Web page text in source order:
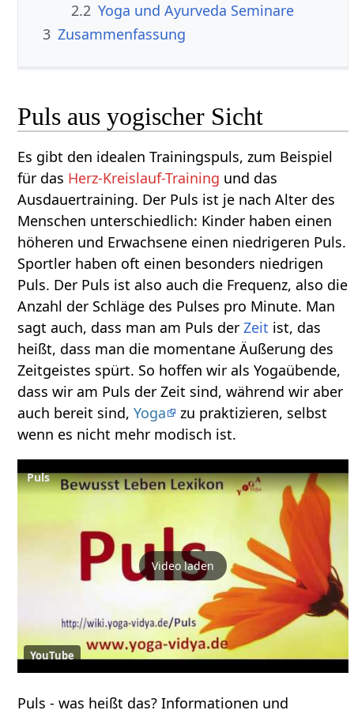
2.2 Yoga und Ayurveda Seminare
3 Zusammenfassung
Puls aus yogischer Sicht
Es gibt den idealen Trainingspuls, zum Beispiel
für das Herz-Kreislauf-Training und das
Ausdauertraining. Der Puls ist je nach Alter des
Menschen unterschiedlich: Kinder haben einen
höheren und Erwachsene einen niedrigeren Puls.
Sportler haben oft einen besonders niedrigen
Puls. Der Puls ist also auch die Frequenz, also die
Anzahl der Schläge des Pulses pro Minute. Man
sagt auch, dass man am Puls derZeit ist, das
heißt, dass man die momentane Äußerung des
Zeitgeistes spürt. So hoffen wir als Yogaübende,
dass wir am Puls der Zeit sind, während wir aber
auch bereit sind,Yoga
zu praktizieren, selbst
wenn es nicht mehr modisch ist.
Puls
Video laden
YouTube
Puls‏‎ - was heißt das? Informationen und